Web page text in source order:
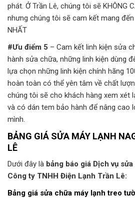
phát. Ở Trần Lê, chúng tôi sẽ KHÔNG
nhưng chúng tôi sẽ cam kết mang đến
NHẤT
#Ưu điểm 5 – Cam kết linh kiện sửa
hành sửa chữa, những linh kiện dùng
lựa chọn những linh kiện chính hãng
hoàn toàn có thể yên tâm về chất
chúng tôi sẽ cho khách hàng xem xét
và có dán tem bảo hành để nâng cao
mình.
BẢNG GIÁ SỬA MÁY LẠNH
LÊ
Dưới đây là bảng báo giá Dịch vụ
Công ty TNHH Điện Lạnh Trần Lê:
Bảng giá sửa chữa máy lạnh treo